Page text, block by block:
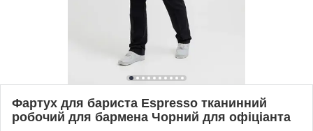
Фартух для бариста Espresso тканинний
робочий для бармена Чорний для офіціанта